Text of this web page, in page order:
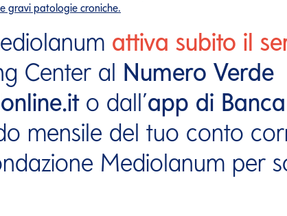
gravi patologie croniche.
attiva subito il
Center al Numero Verde
o dall’app di
mensile del tuo conto
Mediolanum per